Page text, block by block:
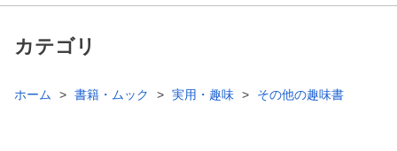
カテゴリ
ホーム 書籍・ムック 実用・趣味 その他の趣味書